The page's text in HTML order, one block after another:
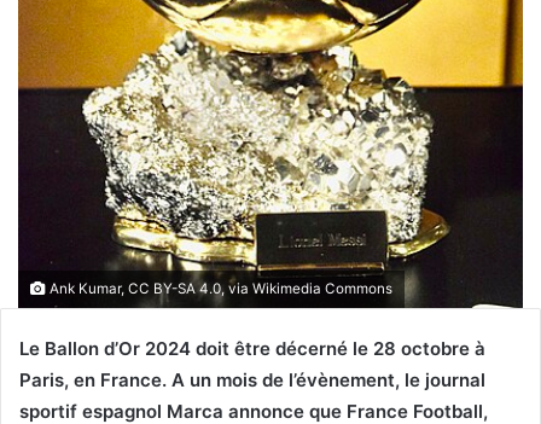
Ank Kumar, CC BY-SA 4.0, via Wikimedia Commons
Le Ballon d’Or 2024 doit être décerné le 28 octobre à
Paris, en France. A un mois de l’évènement, le journal
sportif espagnol Marca annonce que France Football,